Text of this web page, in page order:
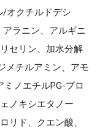
/オクチルドデシ
ラニン、アルギニ
セリン、加水分解
メチルアミン、アモ
ミノエチルPG-プロ
ノキシエタノー
リド、クエン酸、